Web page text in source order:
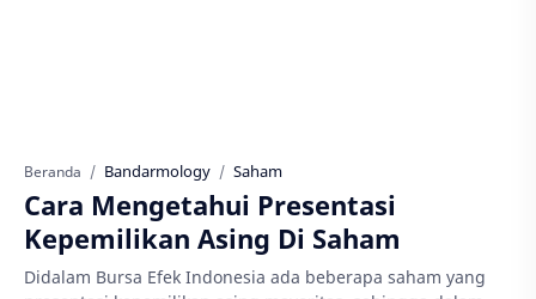
Beranda Bandarmology Saham
Cara Mengetahui Presentasi
Kepemilikan Asing Di Saham
Didalam Bursa Efek Indonesia ada beberapa saham yang